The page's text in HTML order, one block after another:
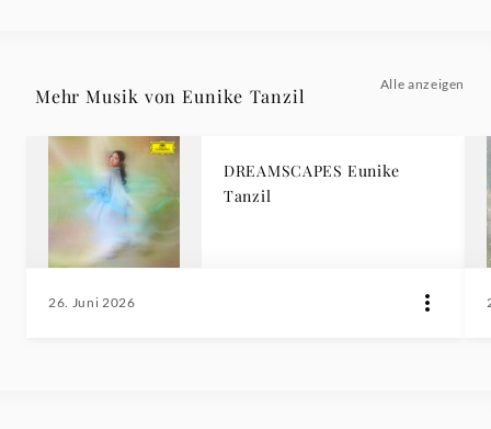
Mehr Musik von Eunike Tanzil
Alle anzeigen
DREAMSCAPES Eunike
Tanzil
26. Juni 2026